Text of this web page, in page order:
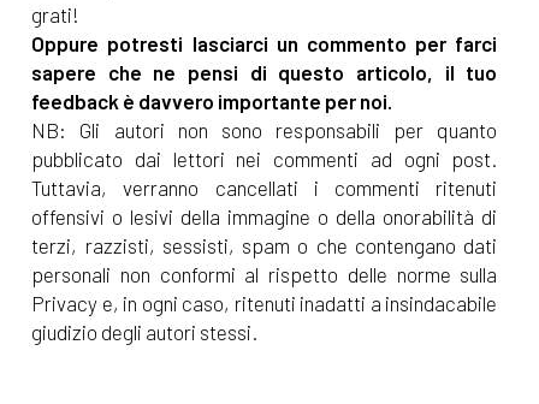
grati!
Oppure potresti lasciarci un commento per farci
sapere che ne pensi di questo articolo, il tuo
feedback è davvero importante per noi.
NB: Gli autori non sono responsabili per quanto
pubblicato dai lettori nei commenti ad ogni post.
Tuttavia, verranno cancellati i commenti ritenuti
offensivi o lesivi della immagine o della onorabilità di
terzi, razzisti, sessisti, spam o che contengano dati
personali non conformi al rispetto delle norme sulla
Privacy e, in ogni caso, ritenuti inadatti a insindacabile
giudizio degli autori stessi.